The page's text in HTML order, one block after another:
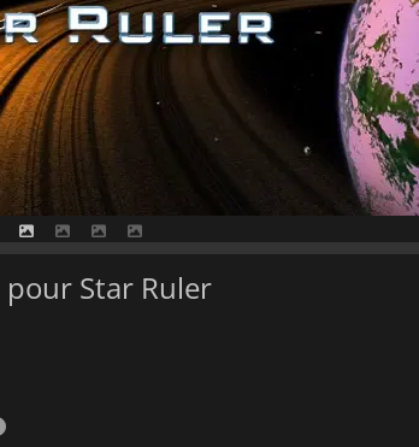
Star Ruler